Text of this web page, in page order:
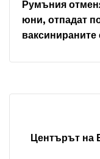
Румъния
юни, отпадат
ваксинираните
Центърът на